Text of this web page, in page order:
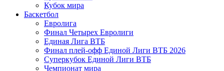
Кубок мира
Баскетбол
Евролига
Финал Четырех Евролиги
Единая Лига ВТБ
Финал плей-офф Единой Лиги ВТБ 2026
Суперкубок Единой Лиги ВТБ
Чемпионат мира